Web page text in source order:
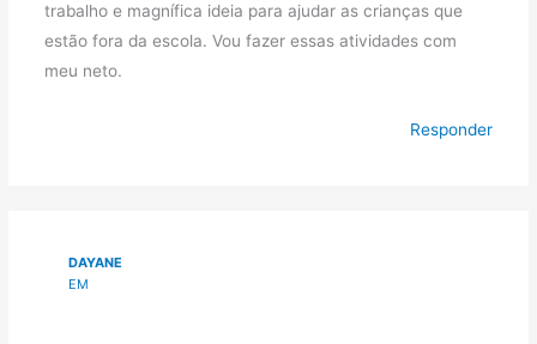
trabalho e magnífica ideia para ajudar as crianças que
estão fora da escola. Vou fazer essas atividades com
meu neto.
Responder
DAYANE
EM